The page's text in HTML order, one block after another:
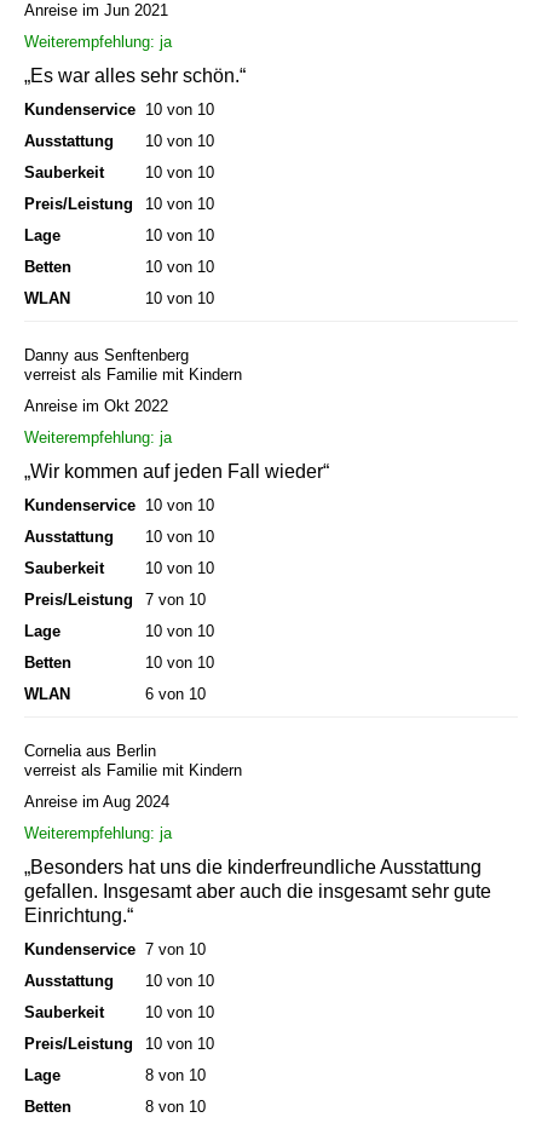
Anreise im Jun 2021
Weiterempfehlung: ja
„Es war alles sehr schön.“
Kundenservice 10 von 10
Ausstattung
10 von 10
Sauberkeit
10 von 10
Preis/Leistung
10 von 10
Lage
10 von 10
Betten
10 von 10
WLAN
10 von 10
Danny aus Senftenberg
verreist als Familie mit Kindern
Anreise im Okt 2022
Weiterempfehlung: ja
„Wir kommen auf jeden Fall wieder“
Kundenservice 10 von 10
Ausstattung
10 von 10
Sauberkeit
10 von 10
Preis/Leistung
7 von 10
Lage
10 von 10
Betten
10 von 10
WLAN
6 von 10
Cornelia aus Berlin
verreist als Familie mit Kindern
Anreise im Aug 2024
Weiterempfehlung: ja
„Besonders hat uns die kinderfreundliche Ausstattung
gefallen. Insgesamt aber auch die insgesamt sehr gute
Einrichtung.“
Kundenservice 7 von 10
Ausstattung
10 von 10
Sauberkeit
10 von 10
Preis/Leistung
10 von 10
Lage
8 von 10
Betten
8 von 10